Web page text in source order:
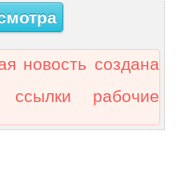
новость создана
ссылки рабочие